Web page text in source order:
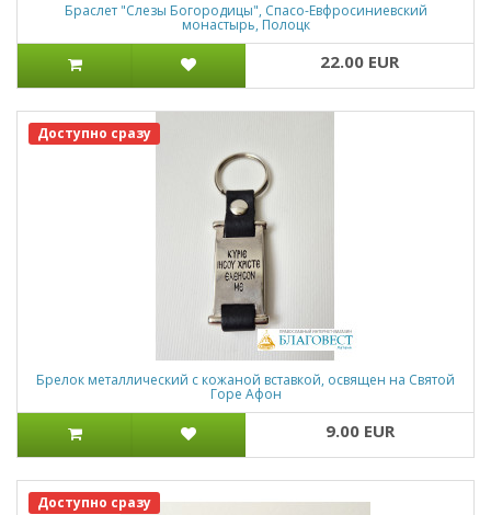
Браслет "Слезы Богородицы", Спасо-Евфросиниевский
монастырь, Полоцк
22.00 EUR
Доступно сразу
Брелок металлический с кожаной вставкой, освящен на Святой
Горе Афон
9.00 EUR
Доступно сразу